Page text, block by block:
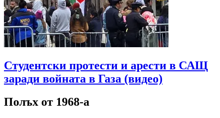
Студентски протести и арести в САЩ
заради войната в Газа (видео)
Полъх от 1968-а